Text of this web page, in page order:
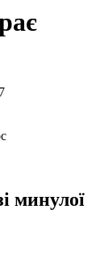
минулої